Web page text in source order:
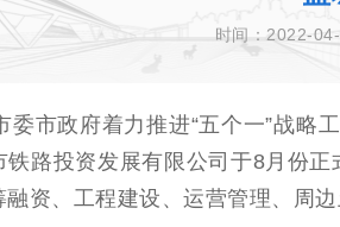
时间：2022-
委市政府着力推进“五个一”战略
铁路投资发展有限公司于8月份
融资、工程建设、运营管理、周